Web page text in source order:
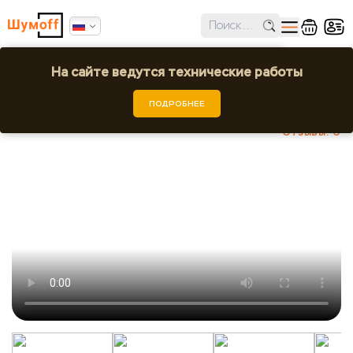
Ошибка поиска региона!
Выбрать город или регион
Заглушка для колесной арки
Шумoff - Уплотнение и декорирование
Отзывы: 0
На сайте ведутся технические работы
ПОДРОБНЕЕ